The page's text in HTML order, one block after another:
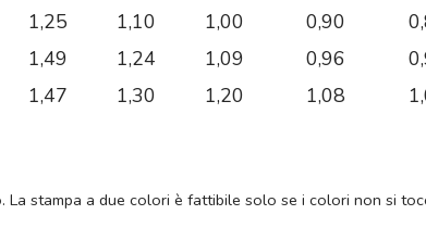
1,25 1,10 1,00 0,90
1,49 1,24 1,09 0,96
1,47 1,30 1,20 1,08
stampa a due colori è fattibile solo se i colori non si